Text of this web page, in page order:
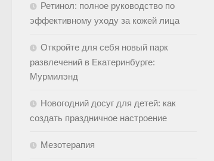
Ретинол: полное руководство по
эффективному уходу за кожей лица
Откройте для себя новый парк
развлечений в Екатеринбурге:
Мурмилэнд
Новогодний досуг для детей: как
создать праздничное настроение
Мезотерапия